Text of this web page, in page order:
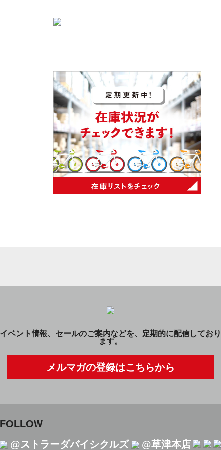
イベント情報、セールのご案内などを、定期的に配信しており
ます。
メルマガの登録はこちらから
FOLLOW
@ストラーダバイシクルズ
@草津本店